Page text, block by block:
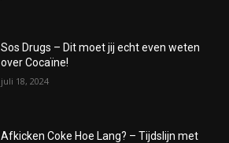
Sos Drugs – Dit moet jij echt even weten
over Cocaïne!
juli 18, 2024
Afkicken Coke Hoe Lang? – Tijdslijn met